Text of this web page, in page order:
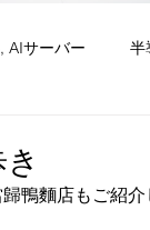
AIサーバー
鴨麵店もご紹